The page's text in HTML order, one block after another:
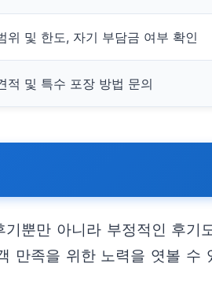
위 및 한도, 자기 부담금 여부 확인
적 및 특수 포장 방법 문의
뿐만 아니라 부정적인 후기
만족을 위한 노력을 엿볼 수